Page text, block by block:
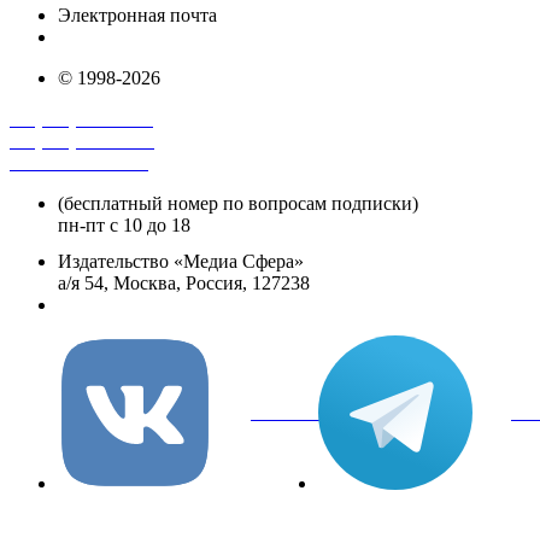
Электронная почта
© 1998-2026
(бесплатный номер по вопросам подписки)
пн-пт с 10 до 18
Издательство «Медиа Сфера»
а/я 54, Москва, Россия, 127238
вКонтакте